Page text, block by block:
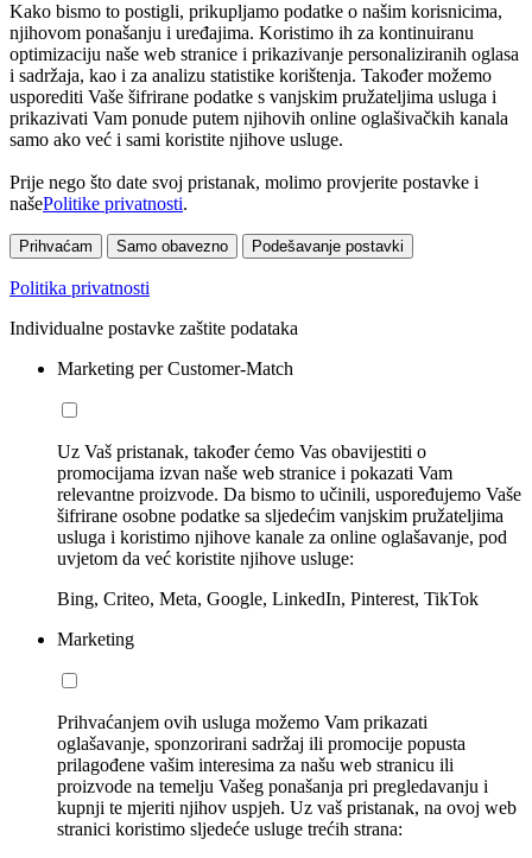
Kako bismo to postigli, prikupljamo podatke o našim korisnicima,
njihovom ponašanju i uređajima. Koristimo ih za kontinuiranu
optimizaciju naše web stranice i prikazivanje personaliziranih oglasa
i sadržaja, kao i za analizu statistike korištenja. Također možemo
usporediti Vaše šifrirane podatke s vanjskim pružateljima usluga i
prikazivati Vam ponude putem njihovih online oglašivačkih kanala
samo ako već i sami koristite njihove usluge.
Prije nego što date svoj pristanak, molimo provjerite postavke i
našePolitike privatnosti.
Prihvaćam Samo obavezno Podešavanje postavki
Politika privatnosti
Individualne postavke zaštite podataka
Marketing per Customer-Match
Uz Vaš pristanak, također ćemo Vas obavijestiti o
promocijama izvan naše web stranice i pokazati Vam
relevantne proizvode. Da bismo to učinili, uspoređujemo Vaše
šifrirane osobne podatke sa sljedećim vanjskim pružateljima
usluga i koristimo njihove kanale za online oglašavanje, pod
uvjetom da već koristite njihove usluge:
Bing, Criteo, Meta, Google, LinkedIn, Pinterest, TikTok
Marketing
Prihvaćanjem ovih usluga možemo Vam prikazati
oglašavanje, sponzorirani sadržaj ili promocije popusta
prilagođene vašim interesima za našu web stranicu ili
proizvode na temelju Vašeg ponašanja pri pregledavanju i
kupnji te mjeriti njihov uspjeh. Uz vaš pristanak, na ovoj web
stranici koristimo sljedeće usluge trećih strana: